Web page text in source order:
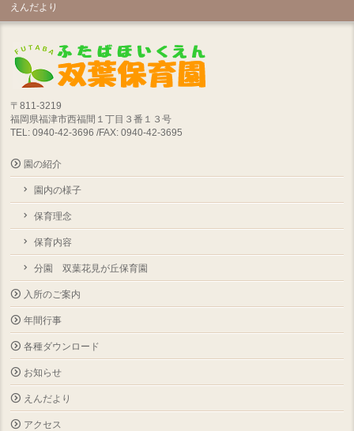
えんだより
〒811-3219
福岡県福津市西福間１丁目３番１３号
TEL: 0940-42-3696 /FAX: 0940-42-3695
園の紹介
園内の様子
保育理念
保育内容
分園 双葉花見が丘保育園
入所のご案内
年間行事
各種ダウンロード
お知らせ
えんだより
アクセス